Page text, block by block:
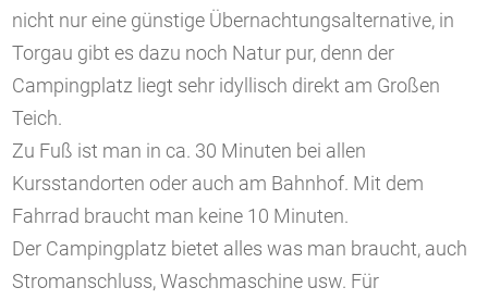
nicht nur eine günstige Übernachtungsalternative, in
Torgau gibt es dazu noch Natur pur, denn der
Campingplatz liegt sehr idyllisch direkt am Großen
Teich.
Zu Fuß ist man in ca. 30 Minuten bei allen
Kursstandorten oder auch am Bahnhof. Mit dem
Fahrrad braucht man keine 10 Minuten.
Der Campingplatz bietet alles was man braucht, auch
Stromanschluss, Waschmaschine usw. Für